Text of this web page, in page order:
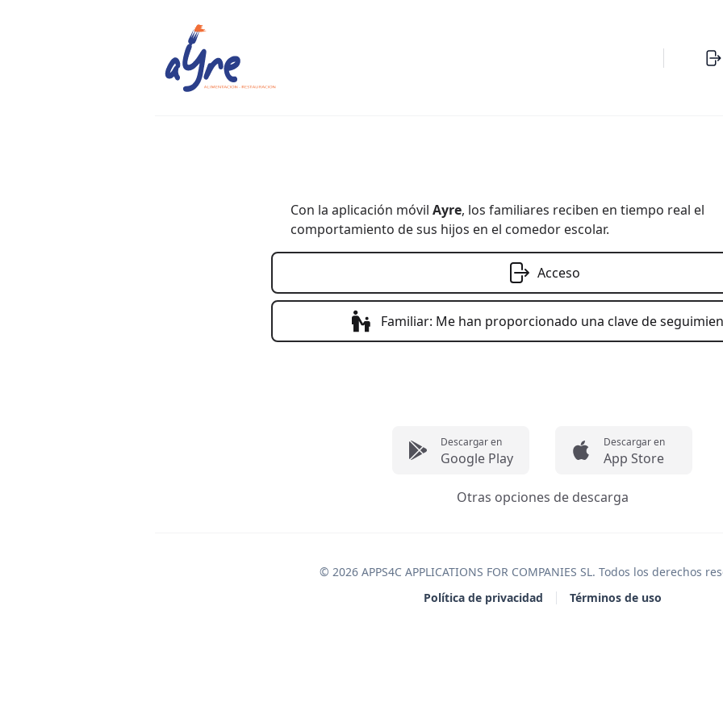
Con la aplicación móvil Ayre, los familiares reciben en tiempo real el
comportamiento de sus hijos en el comedor escolar.
Acceso
Familiar: Me han proporcionado una clave de
Descargar en
Google Play
Descargar en
App Store
Otras opciones de descarga
© 2026 APPS4C APPLICATIONS FOR COMPANIES SL. Todos los derechos
Política de privacidad
Términos de uso